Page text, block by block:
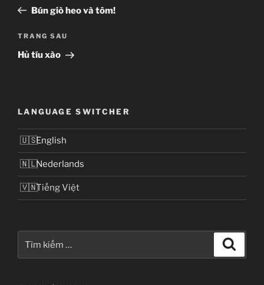
bài
viết
cũ Bún giò heo và tôm!
Bài
tiếp
TRANG SAU
Hủ tíu xào
LANGUAGE SWITCHER
English
Nederlands
Tiếng Việt
kiếm: